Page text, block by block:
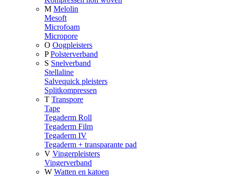
M Melolin
Mesoft
Microfoam
Micropore
O Oogpleisters
P Polsterverband
S Snelverband
Stellaline
Salvequick pleisters
Splitkompressen
T Transpore
Tape
Tegaderm Roll
Tegaderm Film
Tegaderm IV
Tegaderm + transparante pad
V Vingerpleisters
Vingerverband
W Watten en katoen